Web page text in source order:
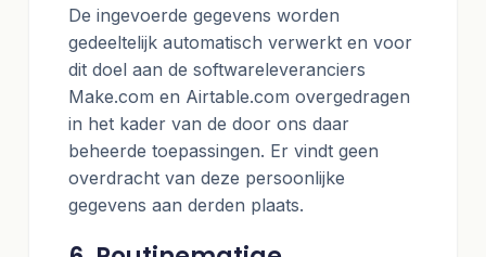
De ingevoerde gegevens worden
gedeeltelijk automatisch verwerkt en voor
dit doel aan de softwareleveranciers
Make.com en Airtable.com overgedragen
in het kader van de door ons daar
beheerde toepassingen. Er vindt geen
overdracht van deze persoonlijke
gegevens aan derden plaats.